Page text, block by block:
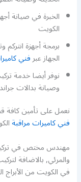
الخبرة في صيانة
الكويت
برمجة أجهزة
الجهاز عبرفني
وصيانة بدالات
نعمل على تأمين كافة
فني كاميرات مراقبة
مهندس مختص في تركيب
والمرئي, بالاضافة
في الكويت من الأبراج